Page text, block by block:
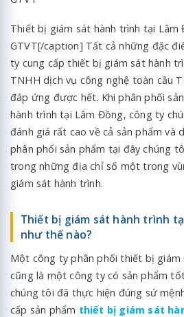
Thiết bị giám sát hành trình tại Lâm
GTVT[/caption] Tất cả những đặc
ty cung cấp thiết bị giám sát hành
TNHH dịch vụ công nghệ toàn cầu
đáp ứng được hết. Khi phân phối
hành trình tại Lâm Đồng, công ty
đánh giá rất cao về cả sản phẩm và
phân phối sản phẩm tại đây chúng
trong những địa chỉ số một trong
giám sát hành trình.
Thiết bị giám sát hành trình
như thế nào?
Một công ty phân phối thiết bị
cũng là một công ty có sản phẩm
chúng tôi đã thực hiện đúng sứ
cấp sản phẩm thiết bị giám sát